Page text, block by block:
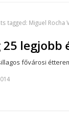
tagged: Miguel Rocha
25 legjobb
fővárosi